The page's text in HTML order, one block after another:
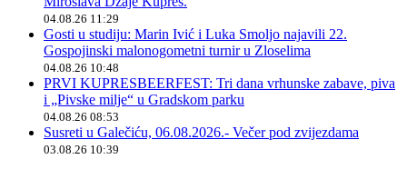
04.08.26 11:29
Gosti u studiju: Marin Ivić i Luka Smoljo najavili 22.
Gospojinski malonogometni turnir u Zloselima
04.08.26 10:48
PRVI KUPRESBEERFEST: Tri dana vrhunske zabave, piva
i „Pivske milje“ u Gradskom parku
04.08.26 08:53
Susreti u Galečiću, 06.08.2026.- Večer pod zvijezdama
03.08.26 10:39